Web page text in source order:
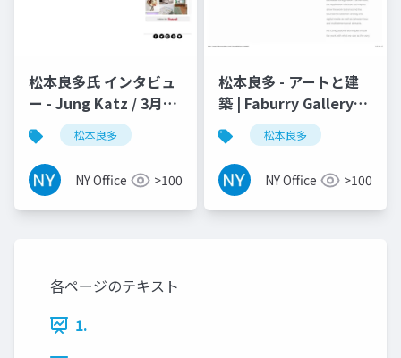
松本良多氏 インタビュ
ー - Jung Katz / 3月
2016
松本良多
NY Office >100
松本良多 - アートと建
築 | Faburry Gallery
2016
松本良多
NY Office >100
各ページのテキスト
1.